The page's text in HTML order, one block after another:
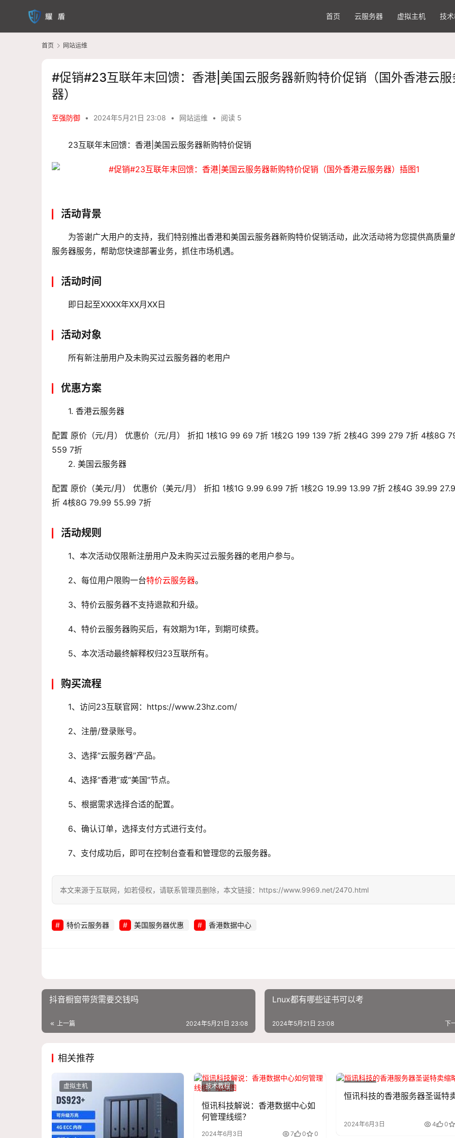
首页 云服务器 虚拟主机 技
首页 网站运维
#促销#23互联年末回馈：香港|美国云服务器新购特价促销（国外香港云服
器）
至强防御 • 2024年5月21日 23:08 • 网站运维 • 阅读 5
23互联年末回馈：香港|美国云服务器新购特价促销
活动背景
为答谢广大用户的支持，我们特别推出香港和美国云服务器新购特价促销活动，此次活动将为您提供高质量
服务器服务，帮助您快速部署业务，抓住市场机遇。
活动时间
即日起至XXXX年XX月XX日
活动对象
所有新注册用户及未购买过云服务器的老用户
优惠方案
1. 香港云服务器
配置 原价（元/月） 优惠价（元/月） 折扣 1核1G 99 69 7折 1核2G 199 139 7折 2核4G 399 279 7折 4核8G
559 7折
2. 美国云服务器
配置 原价（美元/月） 优惠价（美元/月） 折扣 1核1G 9.99 6.99 7折 1核2G 19.99 13.99 7折 2核4G 39.99
折 4核8G 79.99 55.99 7折
活动规则
1、本次活动仅限新注册用户及未购买过云服务器的老用户参与。
2、每位用户限购一台特价云服务器。
3、 特价云服务器不支持退款和升级。
4、特价云服务器购买后，有效期为1年，到期可续费。
5、本次活动最终解释权归23互联所有。
购买流程
1、访问23互联官网：https://www.23hz.com/
2、注册/登录账号。
3、选择“云服务器”产品。
4、选择“香港”或“美国”节点。
5、根据需求选择合适的配置。
6、确认订单，选择支付方式进行支付。
7、支付成功后，即可在控制台查看和管理您的云服务器。
本文来源于互联网，如若侵权，请联系管理员删除，本文链接：https://www.9969.net/2470.html
特价云服务器 美国服务器优惠 香港数据中心
抖音橱窗带货需要交钱吗
上一篇 2024年5月21日 23:08
Lnux都有哪些证书可以考
下
2024年5月21日 23:08
相关推荐
虚拟主机 技术教程
恒讯科技解说：香港数据中心如
何管理线缆？
2024年6月3日 7 0 0
恒讯科技的香港服务器圣诞特
2024年6月3日 4 0